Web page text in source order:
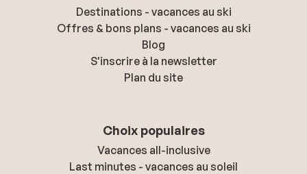
Destinations - vacances au ski
Offres & bons plans - vacances au ski
Blog
S'inscrire à la newsletter
Plan du site
Choix populaires
Vacances all-inclusive
Last minutes - vacances au soleil